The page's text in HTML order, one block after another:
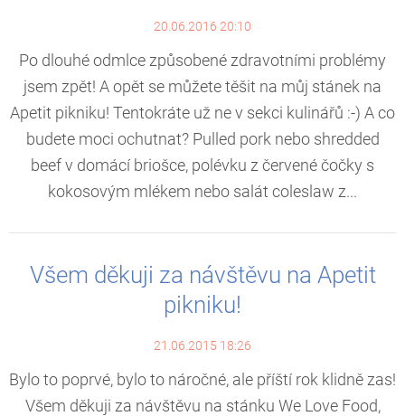
20.06.2016 20:10
Po dlouhé odmlce způsobené zdravotními problémy
jsem zpět! A opět se můžete těšit na můj stánek na
Apetit pikniku! Tentokráte už ne v sekci kulinářů :-) A co
budete moci ochutnat? Pulled pork nebo shredded
beef v domácí briošce, polévku z červené čočky s
kokosovým mlékem nebo salát coleslaw z...
Všem děkuji za návštěvu na Apetit
pikniku!
21.06.2015 18:26
Bylo to poprvé, bylo to náročné, ale příští rok klidně zas!
Všem děkuji za návštěvu na stánku We Love Food,